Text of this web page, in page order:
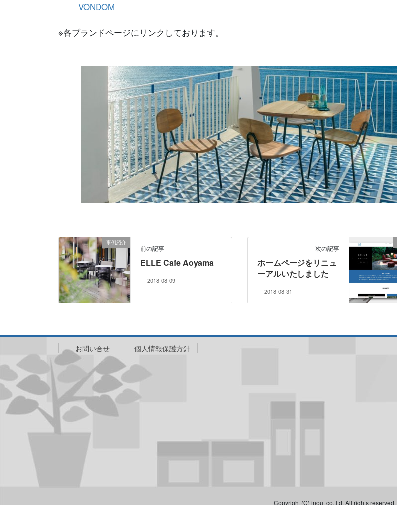
VONDOM
※各ブランドページにリンクしております。
事例紹介
前の記事
ELLE Cafe Aoyama
2018-08-09
次の記事
ホームページをリニュ
ーアルいたしました
2018-08-31
お問い合せ 個人情報保護方針
Copyright (C) inout co.,ltd. All rights reserved.